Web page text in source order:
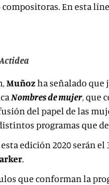
En esta
Muñozha señalado que
Nombres de mujer, que
del papel de las
programas que
edición 2020 serán
.
que conforman la